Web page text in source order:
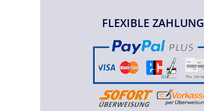
FLEXIBLE ZAHLUNG